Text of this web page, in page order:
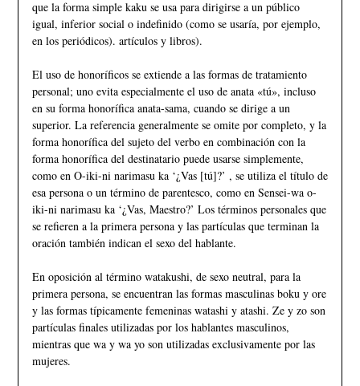
que la forma simple kaku se usa para dirigirse a un público
igual, inferior social o indefinido (como se usaría, por ejemplo,
en los periódicos). artículos y libros).
El uso de honoríficos se extiende a las formas de tratamiento
personal; uno evita especialmente el uso de anata «tú», incluso
en su forma honorífica anata-sama, cuando se dirige a un
superior. La referencia generalmente se omite por completo, y la
forma honorífica del sujeto del verbo en combinación con la
forma honorífica del destinatario puede usarse simplemente,
como en O-iki-ni narimasu ka ‘¿Vas [tú]?’ , se utiliza el título de
esa persona o un término de parentesco, como en Sensei-wa o-
iki-ni narimasu ka ‘¿Vas, Maestro?’ Los términos personales que
se refieren a la primera persona y las partículas que terminan la
oración también indican el sexo del hablante.
En oposición al término watakushi, de sexo neutral, para la
primera persona, se encuentran las formas masculinas boku y ore
y las formas típicamente femeninas watashi y atashi. Ze y zo son
partículas finales utilizadas por los hablantes masculinos,
mientras que wa y wa yo son utilizadas exclusivamente por las
mujeres.